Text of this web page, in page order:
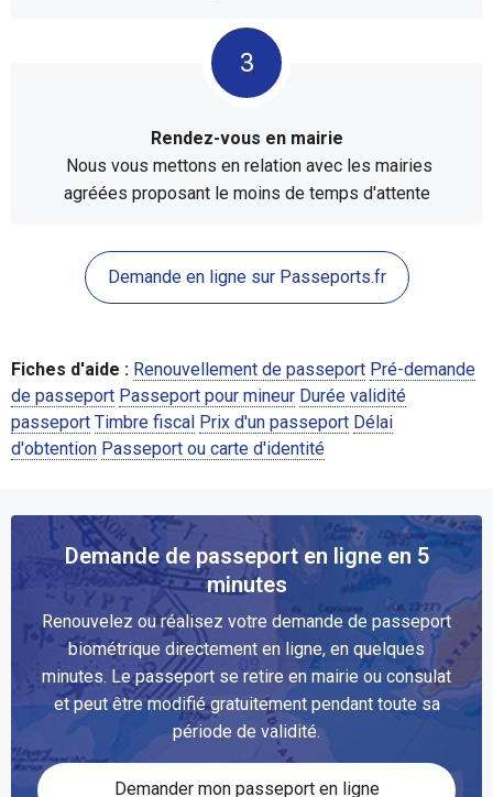
Rendez-vous en mairie
Nous vous mettons en relation avec les mairies
agréées proposant le moins de temps d'attente
Demande en ligne sur Passeports.fr
Fiches d'aide : Renouvellement de passeport Pré-demande
de passeport Passeport pour mineur Durée validité
passeport Timbre fiscal Prix d'un passeport Délai
d'obtention Passeport ou carte d'identité
Demande de passeport en ligne en 5
minutes
Renouvelez ou réalisez votre demande de passeport
biométrique directement en ligne, en quelques
minutes. Le passeport se retire en mairie ou consulat
et peut être modifié gratuitement pendant toute sa
période de validité.
Demander mon passeport en ligne